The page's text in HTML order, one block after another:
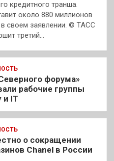
кредитного транша.
около 880 миллионов
своем заявлении. © ТАСС
третий…
форума»
рабочие группы
и IT
о сокращении
Chanel в России